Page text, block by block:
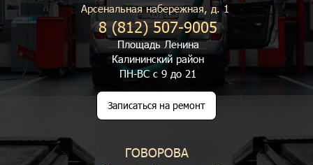
Арсенальная набережная, д. 1
8 (812) 507-9005
Площадь Ленина
Калининский район
ПН-ВС с 9 до 21
Записаться на ремонт
ГОВОРОВА